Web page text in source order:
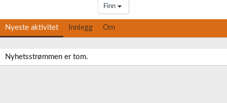
Finn
Nyeste aktivitet Innlegg Om
Nyhetsstrømmen er tom.